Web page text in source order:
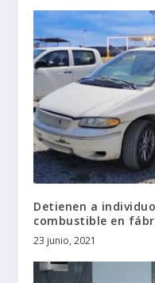
Detienen a
combustible en
23 junio, 2021